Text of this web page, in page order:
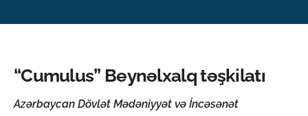
ADMIU Sİ
eMağaza
“Cumulus” Beynəlxalq təşkilatı
Azərbaycan Dövlət Mədəniyyət və İncəsənət